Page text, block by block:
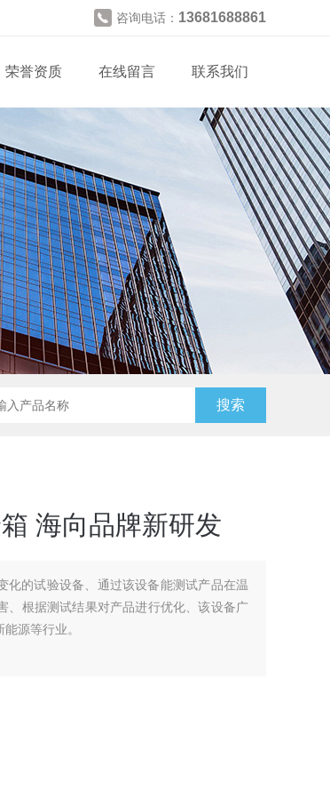
咨询电话： 13681688861
荣誉资质 在线留言 联系我们
海向品牌新研发
化的试验设备、通过该设备能测试产品在温
、根据测试结果对产品进行优化、该设备广
源等行业。